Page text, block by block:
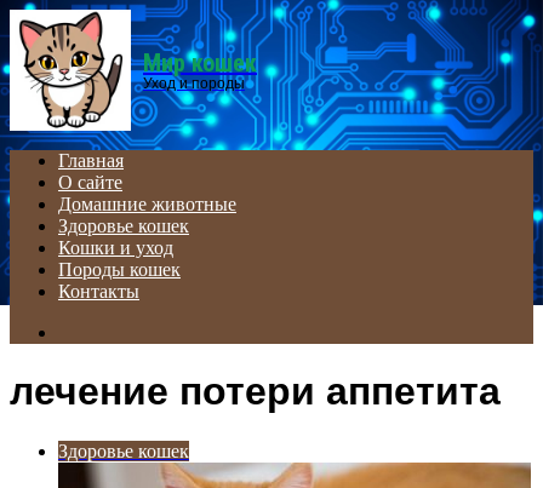
Menu
Мир кошек
Уход и породы
Главная
О сайте
Домашние животные
Здоровье кошек
Кошки и уход
Породы кошек
Контакты
лечение потери аппетита
Здоровье кошек